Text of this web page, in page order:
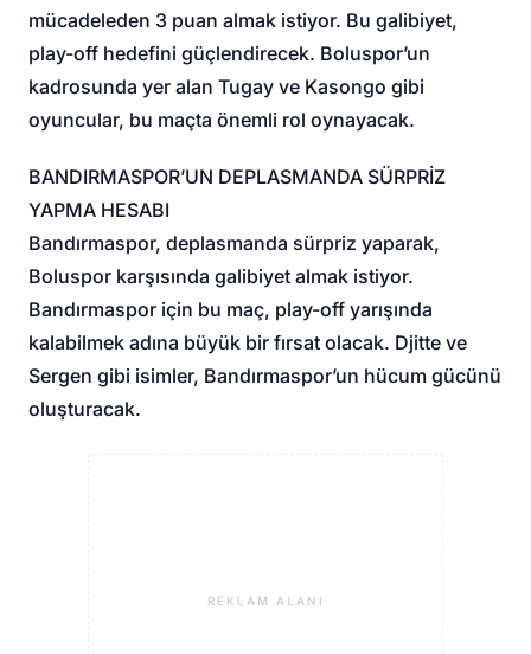
mücadeleden 3 puan almak istiyor. Bu galibiyet,
play-off hedefini güçlendirecek. Boluspor’un
kadrosunda yer alan Tugay ve Kasongo gibi
oyuncular, bu maçta önemli rol oynayacak.
BANDIRMASPOR’UN DEPLASMANDA SÜRPRİZ
YAPMA HESABI
Bandırmaspor, deplasmanda sürpriz yaparak,
Boluspor karşısında galibiyet almak istiyor.
Bandırmaspor için bu maç, play-off yarışında
kalabilmek adına büyük bir fırsat olacak. Djitte ve
Sergen gibi isimler, Bandırmaspor’un hücum gücünü
oluşturacak.
REKLAM ALANI